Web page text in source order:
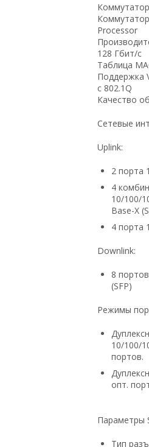
Коммутатор
Processor
128 Гбит/с
Таблица
Поддержка
с 802.1Q
Качество
Сетевые
Uplink:
2 порта
4
10/100/
Base-X
4 порта
Downlink:
8
(SFP)
Режимы
10/100/
портов.
опт.
Параметры
Тип